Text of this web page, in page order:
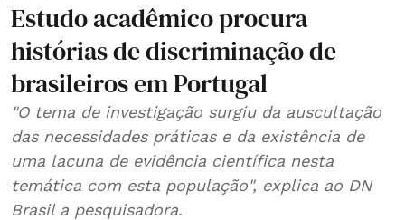
Estudo acadêmico procura
histórias de discriminação de
brasileiros em Portugal
"O tema de investigação surgiu da auscultação
das necessidades práticas e da existência de
uma lacuna de evidência científica nesta
temática com esta população", explica ao DN
Brasil a pesquisadora.